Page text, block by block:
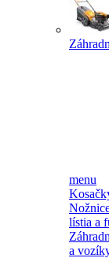
menu
lístia a
a